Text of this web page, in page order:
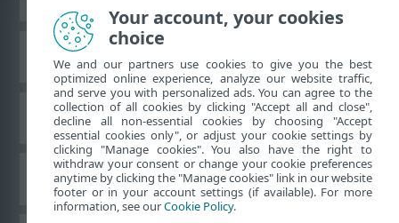
Base de conocimiento de ESET
Foro de ESET
Soporte regional
Your account, your cookies
choice
We and our partners use cookies to give you the best
optimized online experience, analyze our website traffic,
and serve you with personalized ads. You can agree to the
collection of all cookies by clicking "Accept all and close",
decline all non-essential cookies by choosing "Accept
essential cookies only", or adjust your cookie settings by
clicking "Manage cookies". You also have the right to
withdraw your consent or change your cookie preferences
anytime by clicking the "Manage cookies" link in our website
footer or in your account settings (if available). For more
information, see ourCookie Policy.